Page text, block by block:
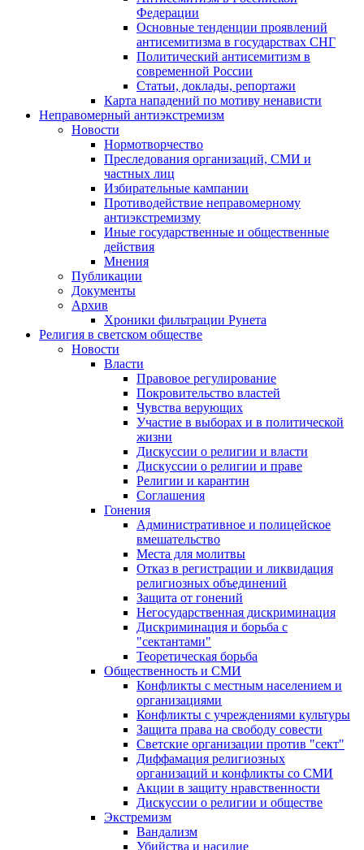
Федерации
Основные тенденции проявлений
антисемитизма в государствах СНГ
Политический антисемитизм в
современной России
Статьи, доклады, репортажи
Карта нападений по мотиву ненависти
Неправомерный антиэкстремизм
Новости
Нормотворчество
Преследования организаций, СМИ и
частных лиц
Избирательные кампании
Противодействие неправомерному
антиэкстремизму
Иные государственные и общественные
действия
Мнения
Публикации
Документы
Архив
Хроники фильтрации Рунета
Религия в светском обществе
Новости
Власти
Правовое регулирование
Покровительство властей
Чувства верующих
Участие в выборах и в политической
жизни
Дискуссии о религии и власти
Дискуссии о религии и праве
Религии и карантин
Соглашения
Гонения
Административное и полицейское
вмешательство
Места для молитвы
Отказ в регистрации и ликвидация
религиозных объединений
Защита от гонений
Негосударственная дискриминация
Дискриминация и борьба с
"сектантами"
Теоретическая борьба
Общественность и СМИ
Конфликты с местным населением и
организациями
Конфликты с учреждениями культуры
Защита права на свободу совести
Светские организации против "сект"
Диффамация религиозных
организаций и конфликты со СМИ
Акции в защиту нравственности
Дискуссии о религии и обществе
Экстремизм
Вандализм
Убийства и насилие